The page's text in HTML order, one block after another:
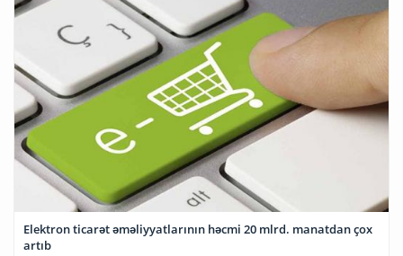
Elektron ticarət əməliyyatlarının həcmi 20 mlrd. manatdan çox
artıb